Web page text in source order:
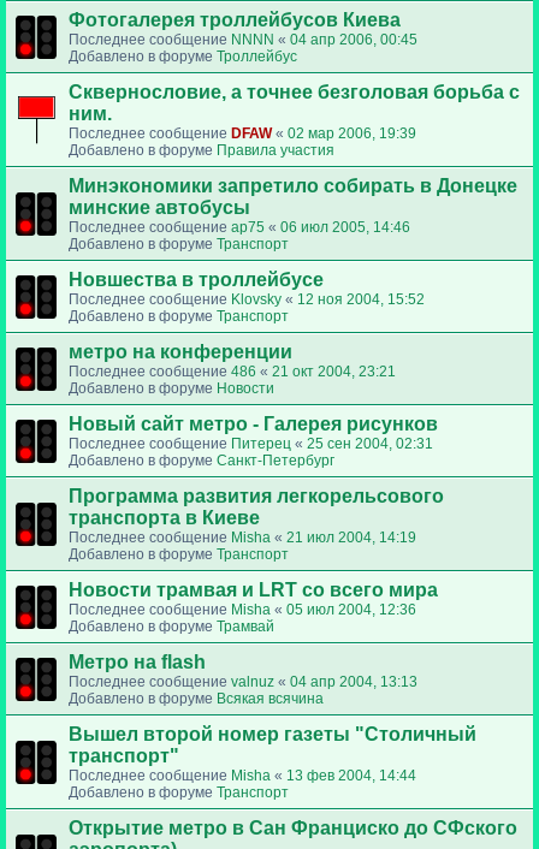
Фотогалерея троллейбусов Киева
Последнее сообщение NNNN « 04 апр 2006, 00:45
Добавлено в форуме Троллейбус
Сквернословие, а точнее безголовая борьба с
ним.
Последнее сообщение DFAW« 02 мар 2006, 19:39
Добавлено в форуме Правила участия
Минэкономики запретило собирать в Донецке
минские автобусы
Последнее сообщение ap75 « 06 июл 2005, 14:46
Добавлено в форуме Транспорт
Новшества в троллейбусе
Последнее сообщение Klovsky « 12 ноя 2004, 15:52
Добавлено в форуме Транспорт
метро на конференции
Последнее сообщение 486 « 21 окт 2004, 23:21
Добавлено в форуме Новости
Новый сайт метро - Галерея рисунков
Последнее сообщение Питерец « 25 сен 2004, 02:31
Добавлено в форуме Санкт-Петербург
Программа развития легкорельсового
транспорта в Киеве
Последнее сообщение Misha « 21 июл 2004, 14:19
Добавлено в форуме Транспорт
Новости трамвая и LRT со всего мира
Последнее сообщение Misha « 05 июл 2004, 12:36
Добавлено в форуме Трамвай
Метро на flash
Последнее сообщение valnuz « 04 апр 2004, 13:13
Добавлено в форуме Всякая всячина
Вышел второй номер газеты "Столичный
транспорт"
Последнее сообщение Misha « 13 фев 2004, 14:44
Добавлено в форуме Транспорт
Открытие метро в Сан Франциско до СФского